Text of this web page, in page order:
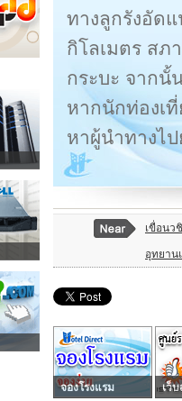
ทางลูกรังอัด
กิโลเมตร สภ
กระบะ จากนั้
หากนักท่องเ
หาผู้นำทางไ
เขื่อนว
อุทยาน
จองโรงแรม เว็บ